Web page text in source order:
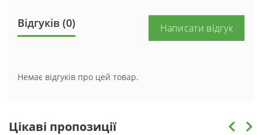
Відгуків (0) Написати відгук
Немає відгуків про цей товар.
Цікаві пропозиції